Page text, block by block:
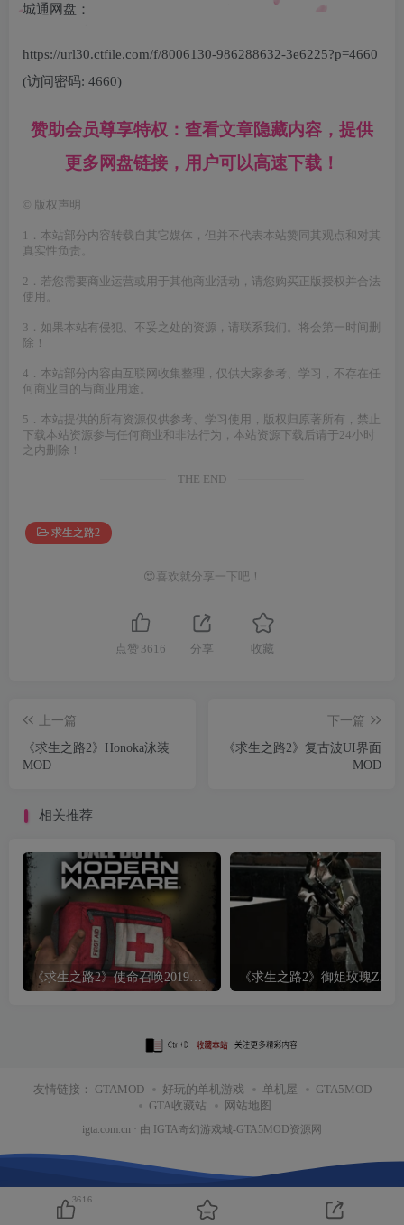
城通网盘：
https://url30.ctfile.com/f/8006130-986288632-3e6225?p=4660
(访问密码: 4660)
赞助会员尊享特权：查看文章隐藏内容，提供
更多网盘链接，用户可以高速下载！
版权声明
1．本站部分内容转载自其它媒体，但并不代表本站赞同其观点和对其
真实性负责。
2．若您需要商业运营或用于其他商业活动，请您购买正版授权并合法
使用。
3．如果本站有侵犯、不妥之处的资源，请联系我们。将会第一时间删
除！
4．本站部分内容由互联网收集整理，仅供大家参考、学习，不存在任
何商业目的与商业用途。
5．本站提供的所有资源仅供参考、学习使用，版权归原著所有，禁止
下载本站资源参与任何商业和非法行为，本站资源下载后请于24小时
之内删除！
THE END
求生之路2
😍喜欢就分享一下吧！
点赞 3616 分享 收藏
上一篇
《求生之路2》Honoka泳装
MOD
下一篇
《求生之路2》复古波UI界面
MOD
相关推荐
《求生之路2》使命召唤2019医疗包MOD
友情链接： GTAMOD 好玩的单机游戏 单机屋
GTA5MOD
GTA收藏站
网站地图
igta.com.cn · 由 IGTA奇幻游戏城-GTA5MOD资源网
3616